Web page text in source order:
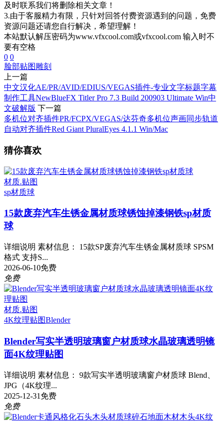
及时联系我们将删除相关文章！
3.由于客服精力有限，只针对回答付费资源遇到的问题，免费
资源问题还请您自行解决，希望理解！
本站默认解压密码为www.vfxcool.com或vfxcool.com 输入时不
要有空格
0 0
脸部贴图 雕刻
上一篇
中文汉化AE/PR/AVID/EDIUS/VEGAS插件-专业文字标题字幕
制作工具NewBlueFX Titler Pro 7.3 Build 200903 Ultimate Win中
文破解版 下一篇
多机位对齐插件PR/FCPX/VEGAS/达芬奇多机位声画同步轨道
自动对齐插件Red Giant PluralEyes 4.1.1 Win/Mac
猜你喜欢
材质.贴图
sp材质球
15款废弃汽车生锈金属材质球锈蚀掉漆钢铁sp材质
球
详细说明 素材信息： 15款SP废弃汽车生锈金属材质球 SPSM
格式 支持S...
2026-06-10免费
免费
材质.贴图
4K纹理贴图Blender
Blender写实半透明玻璃窗户材质球水晶玻璃透明镜
面4K纹理贴图
详细说明 素材信息： 9款写实半透明玻璃窗户材质球 Blend、
JPG（4K纹理...
2025-12-31 免费
免费